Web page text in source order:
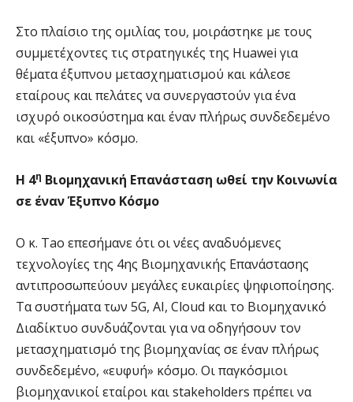
Στο πλαίσιο της ομιλίας του, μοιράστηκε με τους
συμμετέχοντες τις στρατηγικές της Huawei για
θέματα έξυπνου μετασχηματισμού και κάλεσε
εταίρους και πελάτες να συνεργαστούν για ένα
ισχυρό οικοσύστημα και έναν πλήρως συνδεδεμένο
και «έξυπνο» κόσμο.
Η 4η Βιομηχανική Επανάσταση ωθεί την Κοινωνία
σε έναν Έξυπνο Κόσμο
Ο κ. Tao επεσήμανε ότι οι νέες αναδυόμενες
τεχνολογίες της 4ης Βιομηχανικής Επανάστασης
αντιπροσωπεύουν μεγάλες ευκαιρίες ψηφιοποίησης.
Τα συστήματα των 5G, AI, Cloud και το Βιομηχανικό
Διαδίκτυο συνδυάζονται για να οδηγήσουν τον
μετασχηματισμό της βιομηχανίας σε έναν πλήρως
συνδεδεμένο, «ευφυή» κόσμο. Οι παγκόσμιοι
βιομηχανικοί εταίροι και stakeholders πρέπει να